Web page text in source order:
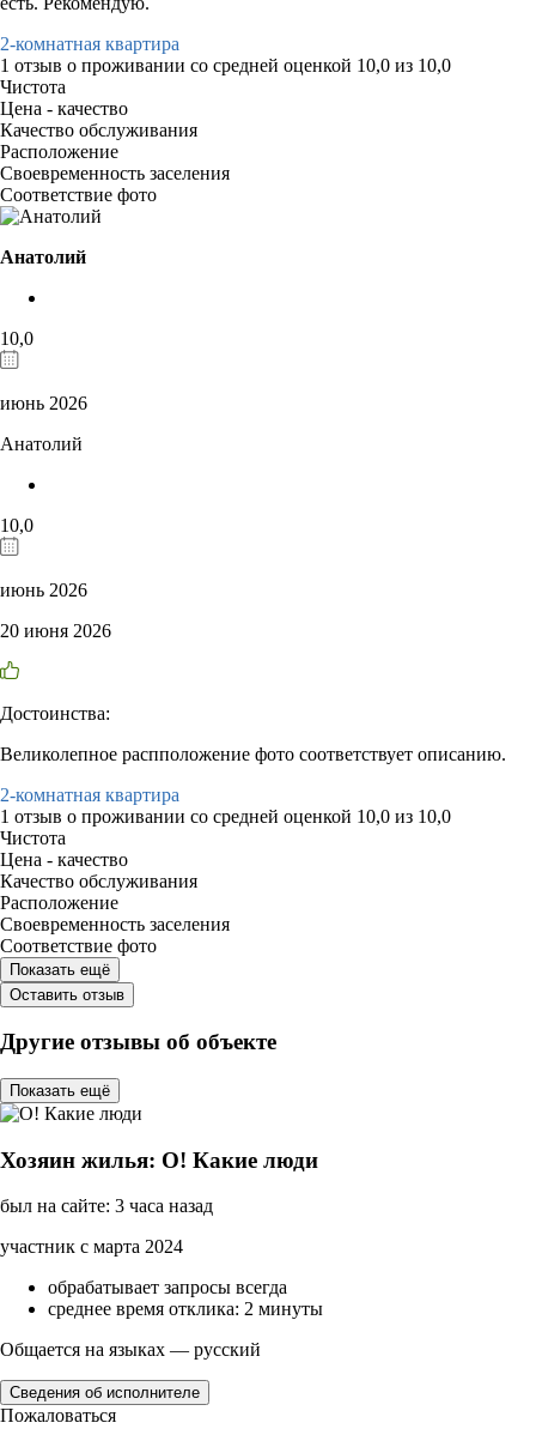
2-комнатная квартира
1 отзыв о проживании со средней оценкой 10,0 из 10,0
Чистота
Цена - качество
Качество обслуживания
Расположение
Своевременность заселения
Соответствие фото
Анатолий
10,0
июнь 2026
Анатолий
10,0
июнь 2026
20 июня 2026
Достоинства:
Великолепное распположение фото соответствует описанию.
2-комнатная квартира
1 отзыв о проживании со средней оценкой 10,0 из 10,0
Чистота
Цена - качество
Качество обслуживания
Расположение
Своевременность заселения
Соответствие фото
Показать ещё
Оставить отзыв
Другие отзывы об объекте
Показать ещё
Хозяин жилья: О! Какие люди
был на сайте: 3 часа назад
участник с марта 2024
обрабатывает запросы всегда
среднее время отклика: 2 минуты
Общается на языках — русский
Сведения об исполнителе
Пожаловаться